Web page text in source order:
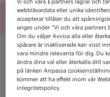
Vi och våra1 partners lagrar och
webbläsardata eller unika
accepterar tillåter du att
anges under ”Vi och våra
Om du väljer Avvisa alla eller
spårare är inaktiverade kan visst
vara mindre relevanta för dig. Du
ändra dina val eller återkalla ditt
på länken Anpassa
kommer att ha effekt inom vår
integritetspolicy.